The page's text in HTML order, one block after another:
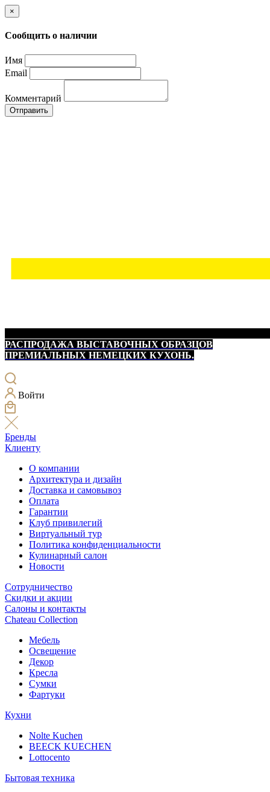
×
Сообщить о наличии
Имя
Email
Комментарий
Отправить
РАСПРОДАЖА ВЫСТАВОЧНЫХ ОБРАЗЦОВ
ПРЕМИАЛЬНЫХ НЕМЕЦКИХ КУХОНЬ.
Войти
Бренды
Клиенту
О компании
Архитектура и дизайн
Доставка и самовывоз
Оплата
Гарантии
Клуб привилегий
Виртуальный тур
Политика конфиденциальности
Кулинарный салон
Новости
Сотрудничество
Скидки и акции
Салоны и контакты
Chateau Collection
Мебель
Освещение
Декор
Кресла
Сумки
Фартуки
Кухни
Nolte Kuchen
BEECK KUECHEN
Lottocento
Бытовая техника